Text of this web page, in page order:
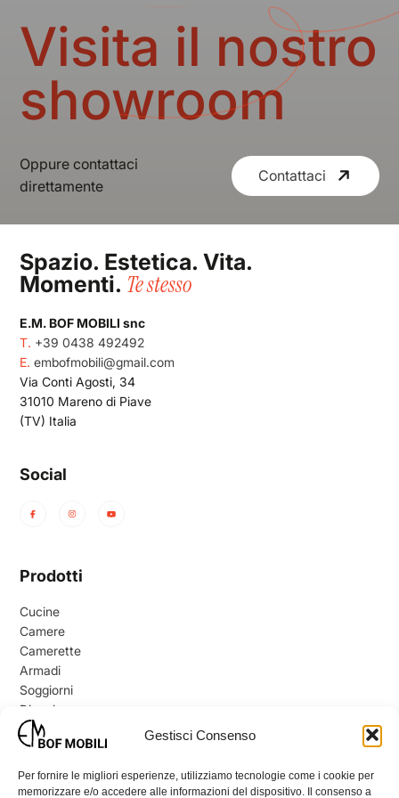
Gestisci Consenso
Per fornire le migliori esperienze, utilizziamo tecnologie come i cookie per
memorizzare e/o accedere alle informazioni del dispositivo. Il consenso a
Home
Prodotti
Armadi
Soggiorni
Arredo bagno
Visita il nostro
showroom
Oppure contattaci
direttamente
Contattaci
Spazio. Estetica. Vita.
Momenti. Te stesso
E.M. BOF MOBILI snc
T. +39 0438 492492
E. embofmobili@gmail.com
Via Conti Agosti, 34
31010 Mareno di Piave
(TV) Italia
Social
Prodotti
Cucine
Camere
Camerette
Armadi
Soggiorni
Divani
Arredo bagno
Complementi